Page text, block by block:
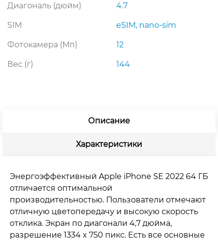
2022
Red
Диагональ (дюйм) 4.7
SIM eSIM, nano-sim
Фотокамера (Мп) 12
Вес (г) 144
Описание
Характеристики
Энергоэффективный Apple iPhone SE 2022 64 ГБ
отличается оптимальной
производительностью. Пользователи отмечают
отличную цветопередачу и высокую скорость
отклика. Экран по диагонали 4,7 дюйма,
разрешение 1334 x 750 пикс. Есть все основные